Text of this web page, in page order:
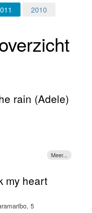
2010
rain (Adele)
my heart
5